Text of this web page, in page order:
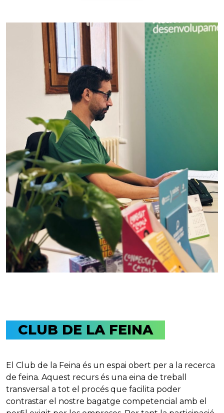
CLUB DE LA FEINA
El Club de la Feina és un espai obert per a la recerca
de feina. Aquest recurs és una eina de treball
transversal a tot el procés que facilita poder
contrastar el nostre bagatge competencial amb el